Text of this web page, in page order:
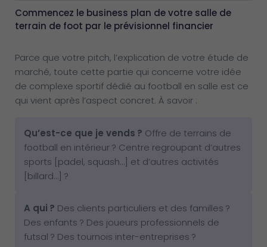
Commencez le business plan de votre salle de
terrain de foot par le prévisionnel financier
Parce que votre pitch, l’explication de votre étude de
marché, toute cette partie qui concerne votre idée
de complexe sportif dédié au football en salle est ce
qui vient après l’aspect concret. À savoir :
Qu’est-ce que je vends ? Offre de terrains de
football en intérieur ? Centre regroupant d’autres
sports [padel, squash…] et d’autres activités
[billard…] ?
A qui ? Des clients particuliers et des familles ?
Des enfants ? Des joueurs professionnels de
futsal ? Des tournois inter-entreprises ?